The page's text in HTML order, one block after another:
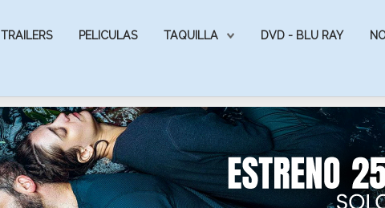
TRAILERS PELICULAS TAQUILLA DVD - BLU RAY